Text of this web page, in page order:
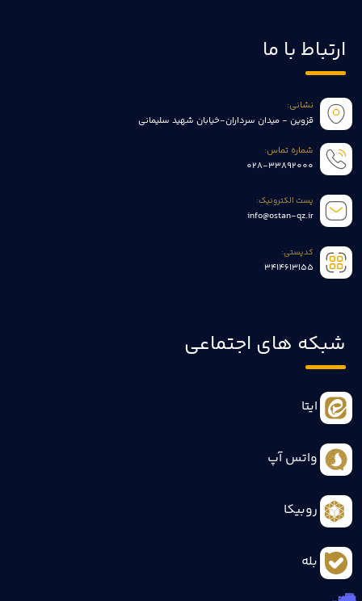
ارتباط با ما
نشانی:
قزوین - میدان سرداران-خیابان شهید سلیمانی
شماره تماس:
028-33892000
پست الکترونیک:
info@ostan-qz.ir
کدپستی:
3414613155
شبکه های اجتماعی
ایتا
واتس آپ
روبیکا
بله